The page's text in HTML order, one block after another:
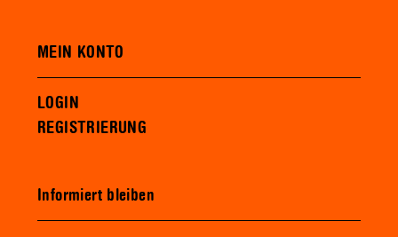
MEIN KONTO
LOGIN
REGISTRIERUNG
Informiert bleiben